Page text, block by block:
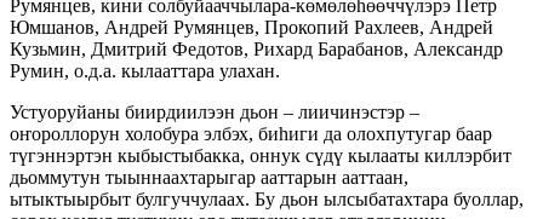
Румянцев, кини солбуйааччылара-көмөлөһөөччүлэрэ Петр
Юмшанов, Андрей Румянцев, Прокопий Рахлеев, Андрей
Кузьмин, Дмитрий Федотов, Рихард Барабанов, Александр
Румин, о.д.а. кылааттара улахан.
Устуоруйаны биирдиилээн дьон – лиичинэстэр –
оҥороллорун холобура элбэх, биһиги да олохпутугар баар
түгэннэртэн кыбыстыбакка, оннук сүдү кылааты киллэрбит
дьоммутун тыыннаахтарыгар ааттарын ааттаан,
ытыктыырбыт булгуччулаах. Бу дьон ылсыбатахтара буоллар,